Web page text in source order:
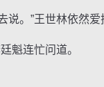
。”王世林依然爱
魁连忙问道。